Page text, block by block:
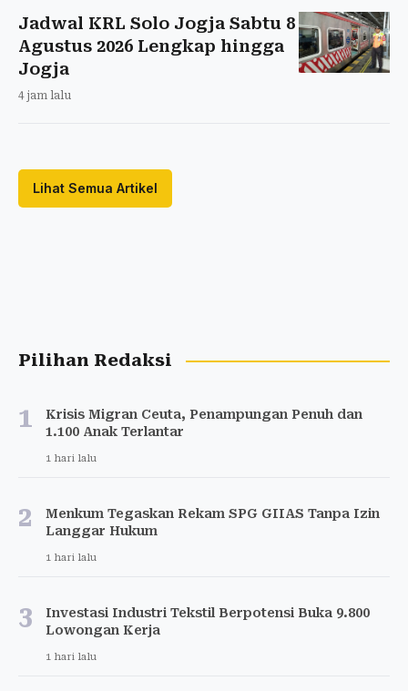
Jadwal KRL Solo Jogja Sabtu 8
Agustus 2026 Lengkap hingga
Jogja
4 jam lalu
Lihat Semua Artikel
Pilihan Redaksi
1
Krisis Migran Ceuta, Penampungan Penuh dan
1.100 Anak Terlantar
1 hari lalu
2
Menkum Tegaskan Rekam SPG GIIAS Tanpa Izin
Langgar Hukum
1 hari lalu
3
Investasi Industri Tekstil Berpotensi Buka 9.800
Lowongan Kerja
1 hari lalu